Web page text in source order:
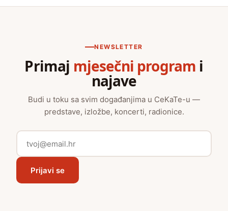
NEWSLETTER
Primaj mjesečni program i
najave
Budi u toku sa svim događanjima u CeKaTe-u —
predstave, izložbe, koncerti, radionice.
Prijavi se